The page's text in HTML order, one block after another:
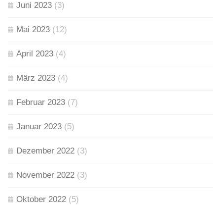
Juni 2023 (3)
Mai 2023 (12)
April 2023 (4)
März 2023 (4)
Februar 2023 (7)
Januar 2023 (5)
Dezember 2022 (3)
November 2022 (3)
Oktober 2022 (5)